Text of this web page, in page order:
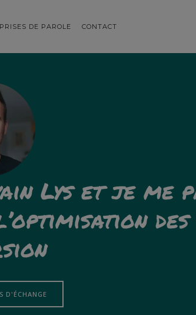
PRISES DE PAROLE CONTACT
Lys et je me
des
D'ÉCHANGE